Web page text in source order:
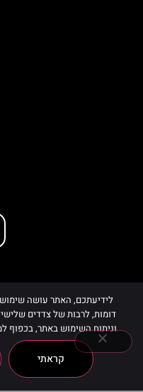
דומות, לרבות של צדדים
וניתוח השימוש באתר, בכפוף
קראתי